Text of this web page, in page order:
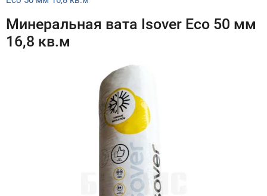
Минеральная вата Isover Eco 50 мм
16,8 кв.м